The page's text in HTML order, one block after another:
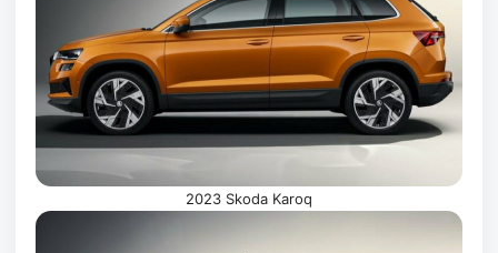
2023 Skoda Karoq